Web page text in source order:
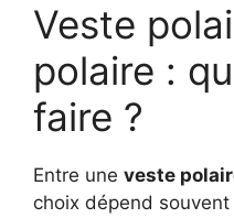
Veste
polaire :
faire ?
Entre une veste
choix dépend